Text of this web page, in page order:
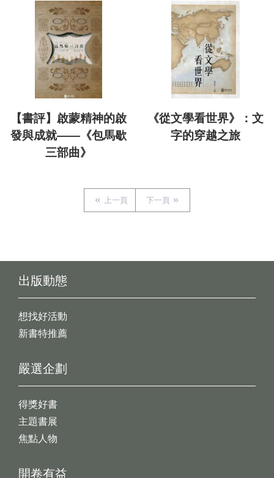
【書評】啟蒙精神的啟
發與成就——《包馬歇
三部曲》
《從文學看世界》：文
字的穿越之旅
上一頁 下一頁
出版動態
想找好活動
新書特推薦
開卷有益
嚴選企劃
得獎好書
主題書展
焦點人物